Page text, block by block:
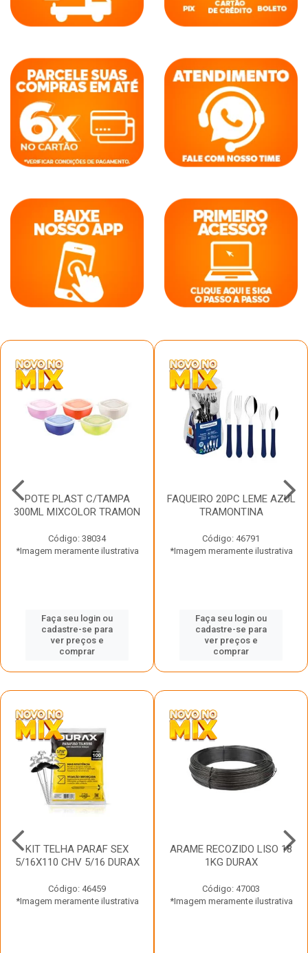
POTE PLAST C/TAMPA
300ML MIXCOLOR TRAMON
Código: 38034
*Imagem meramente ilustrativa
Faça seu login ou
cadastre-se para
ver preços e
comprar
FAQUEIRO 20PC LEME AZUL
TRAMONTINA
Código: 46791
*Imagem meramente ilustrativa
Faça seu login ou
cadastre-se para
ver preços e
comprar
KIT TELHA PARAF SEX
5/16X110 CHV 5/16 DURAX
Código: 46459
*Imagem meramente ilustrativa
ARAME RECOZIDO LISO 18
1KG DURAX
Código: 47003
*Imagem meramente ilustrativa